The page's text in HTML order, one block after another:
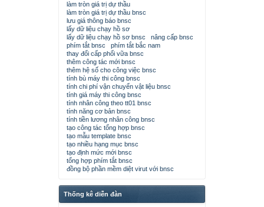
làm tròn giá trị dự thầu
làm tròn giá trị dự thầu bnsc
lưu giá thông báo bnsc
lấy dữ liệu chạy hồ sơ
lấy dữ liệu chạy hồ sơ bnsc
nâng cấp bnsc
phím tắt bnsc
phím tắt bắc nam
thay đổi cấp phối vữa bnsc
thêm công tác mới bnsc
thêm hệ số cho công việc bnsc
tính bù máy thi công bnsc
tính chi phí vận chuyển vật liệu bnsc
tính giá máy thi công bnsc
tính nhân công theo tt01 bnsc
tính năng cơ bản bnsc
tính tiền lương nhân công bnsc
tạo công tác tổng hợp bnsc
tạo mẫu template bnsc
tạo nhiều hạng mục bnsc
tạo định mức mới bnsc
tổng hợp phím tắt bnsc
đồng bộ phần mềm diệt virut với bnsc
Thống kê diễn đàn